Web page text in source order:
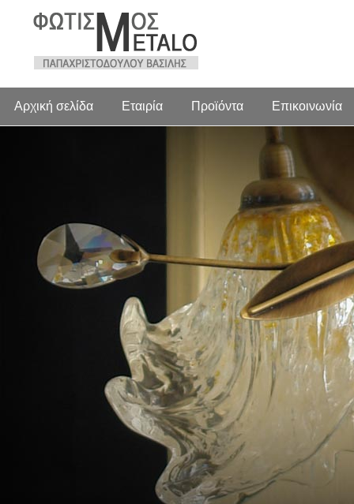
Αρχική σελίδα Εταιρία Προϊόντα Επικοινωνία